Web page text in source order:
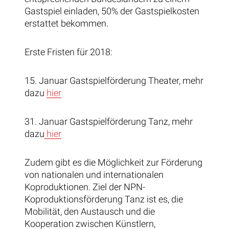
Gastspiel einladen, 50% der Gastspielkosten
erstattet bekommen.
Erste Fristen für 2018:
15. Januar Gastspielförderung Theater, mehr
dazu hier
31. Januar Gastspielförderung Tanz, mehr
dazu hier
Zudem gibt es die Möglichkeit zur Förderung
von nationalen und internationalen
Koproduktionen. Ziel der NPN-
Koproduktionsförderung Tanz ist es, die
Mobilität, den Austausch und die
Kooperation zwischen Künstlern,